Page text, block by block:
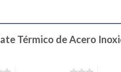
Térmico de Acero